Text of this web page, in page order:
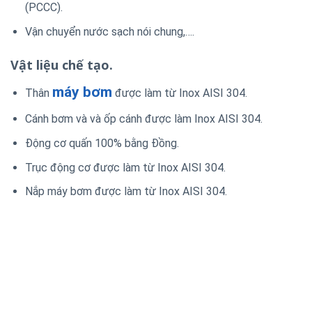
(PCCC).
Vận chuyển nước sạch nói chung,….
Vật liệu chế tạo.
Thân máy bơm được làm từ Inox AISI 304.
Cánh bơm và và ốp cánh được làm Inox AISI 304.
Động cơ quấn 100% bằng Đồng.
Trục động cơ được làm từ Inox AISI 304.
Nắp máy bơm được làm từ Inox AISI 304.